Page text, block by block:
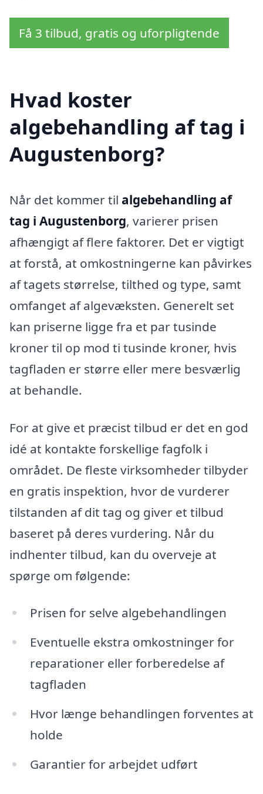
Få 3 tilbud, gratis og uforpligtende
Hvad koster
algebehandling af tag i
Augustenborg?
Når det kommer til algebehandling af
tag i Augustenborg, varierer prisen
afhængigt af flere faktorer. Det er vigtigt
at forstå, at omkostningerne kan påvirkes
af tagets størrelse, tilthed og type, samt
omfanget af algevæksten. Generelt set
kan priserne ligge fra et par tusinde
kroner til op mod ti tusinde kroner, hvis
tagfladen er større eller mere besværlig
at behandle.
For at give et præcist tilbud er det en god
idé at kontakte forskellige fagfolk i
området. De fleste virksomheder tilbyder
en gratis inspektion, hvor de vurderer
tilstanden af dit tag og giver et tilbud
baseret på deres vurdering. Når du
indhenter tilbud, kan du overveje at
spørge om følgende:
Prisen for selve algebehandlingen
Eventuelle ekstra omkostninger for
reparationer eller forberedelse af
tagfladen
Hvor længe behandlingen forventes at
holde
Garantier for arbejdet udført